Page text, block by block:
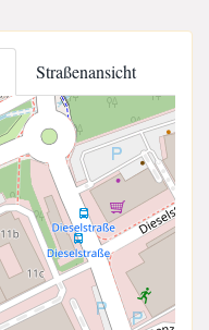
Straßenansicht